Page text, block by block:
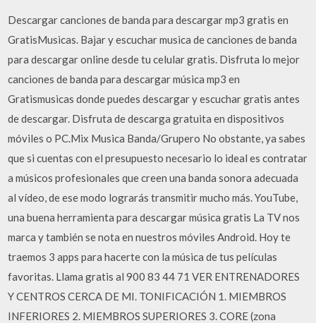
Descargar canciones de banda para descargar mp3 gratis en
GratisMusicas. Bajar y escuchar musica de canciones de banda
para descargar online desde tu celular gratis. Disfruta lo mejor
canciones de banda para descargar música mp3 en
Gratismusicas donde puedes descargar y escuchar gratis antes
de descargar. Disfruta de descarga gratuita en dispositivos
móviles o PC.Mix Musica Banda/Grupero No obstante, ya sabes
que si cuentas con el presupuesto necesario lo ideal es contratar
a músicos profesionales que creen una banda sonora adecuada
al vídeo, de ese modo lograrás transmitir mucho más. YouTube,
una buena herramienta para descargar música gratis La TV nos
marca y también se nota en nuestros móviles Android. Hoy te
traemos 3 apps para hacerte con la música de tus películas
favoritas. Llama gratis al 900 83 44 71 VER ENTRENADORES
Y CENTROS CERCA DE MI. TONIFICACIÓN 1. MIEMBROS
INFERIORES 2. MIEMBROS SUPERIORES 3. CORE (zona